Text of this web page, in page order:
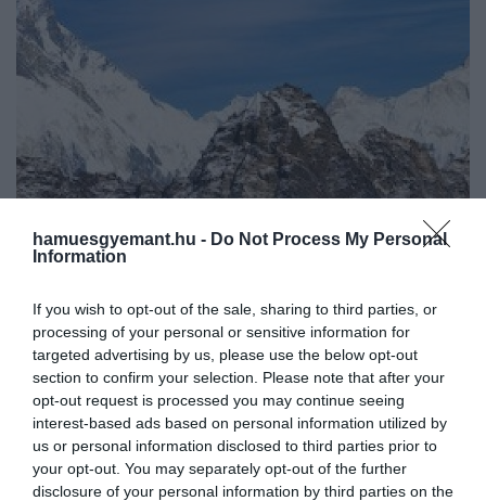
hamuesgyemant.hu - Do Not Process My Personal
Information
If you wish to opt-out of the sale, sharing to third parties, or
processing of your personal or sensitive information for
targeted advertising by us, please use the below opt-out
section to confirm your selection. Please note that after your
opt-out request is processed you may continue seeing
interest-based ads based on personal information utilized by
us or personal information disclosed to third parties prior to
your opt-out. You may separately opt-out of the further
disclosure of your personal information by third parties on the
Év elején számoltunk be a hírről, miszerint
2025-től mintegy 6 millió forintba kerül, ha
valaki szeretné kitűzni a zászlaját a világ a
Mount Everest csúcsára. Ha az összeg
nem tántorítana el sokakat a vakmerő
kalandtól, akkor itt az újabb szigorítás, a
nepáli kormány mostantól ugyanis csak
azoknak…
2025. MÁJUS 5. ● HAMU ÉS GYÉMÁNT
igazán tapasztaltak…
HAMU ÉS GYÉMÁNT